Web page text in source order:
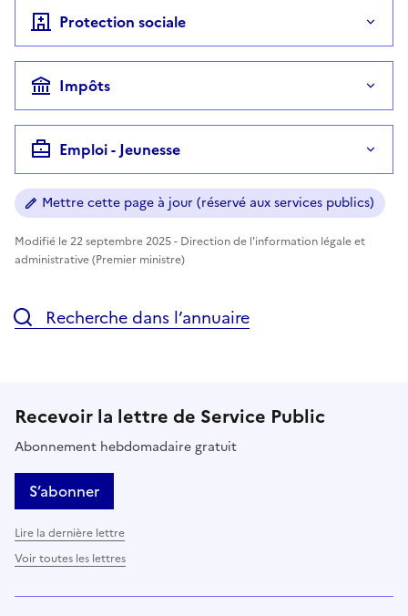
Protection sociale
Impôts
Emploi - Jeunesse
Mettre cette page à jour (réservé aux services publics)
Modifié le 22 septembre 2025 - Direction de l'information légale et
administrative (Premier ministre)
Recherche dans l’annuaire
Recevoir la lettre de Service Public
Abonnement hebdomadaire gratuit
S’abonner
Lire la dernière lettre
Voir toutes les lettres